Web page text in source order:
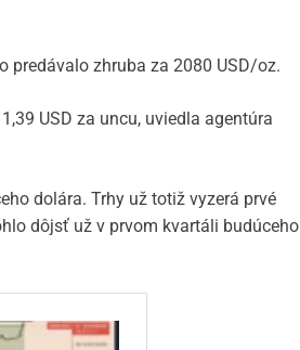
predávalo zhruba za 2080 USD/oz.
USD za uncu, uviedla agentúra
dolára. Trhy už totiž vyzerá prvé
dôjsť už v prvom kvartáli budúceho